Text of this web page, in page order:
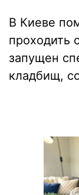
В Киеве
проходить
запущен
кладбищ,